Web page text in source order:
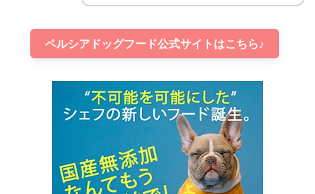
ペルシアドッグフード公式サイトはこちら♪